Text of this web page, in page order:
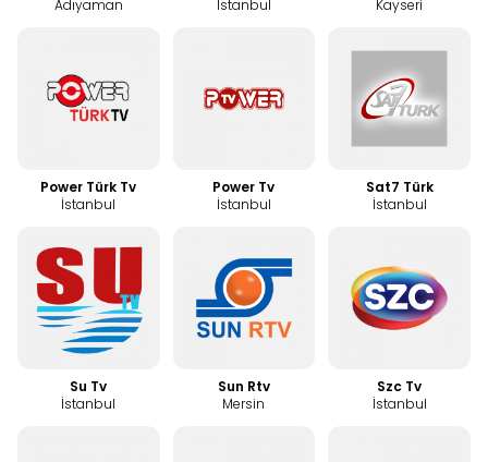
Adıyaman İstanbul Kayseri
Power Türk Tv
İstanbul
Power Tv
İstanbul
Sat7 Türk
İstanbul
Su Tv
İstanbul
Sun Rtv
Mersin
Szc Tv
İstanbul